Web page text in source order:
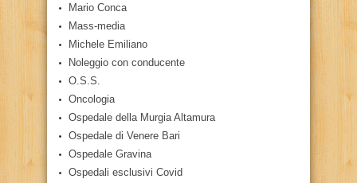
Mario Conca
Mass-media
Michele Emiliano
Noleggio con conducente
O.S.S.
Oncologia
Ospedale della Murgia Altamura
Ospedale di Venere Bari
Ospedale Gravina
Ospedali esclusivi Covid